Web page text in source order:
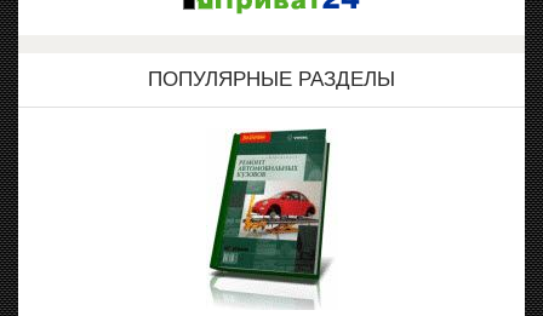
ПОПУЛЯРНЫЕ РАЗДЕЛЫ